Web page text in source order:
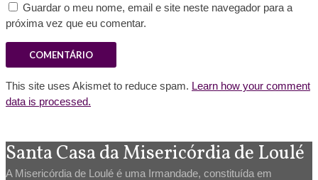
Guardar o meu nome, email e site neste navegador para a
próxima vez que eu comentar.
This site uses Akismet to reduce spam. Learn how your comment
data is processed.
Santa Casa da Misericórdia de Loulé
A Misericórdia de Loulé é uma Irmandade, constituída em